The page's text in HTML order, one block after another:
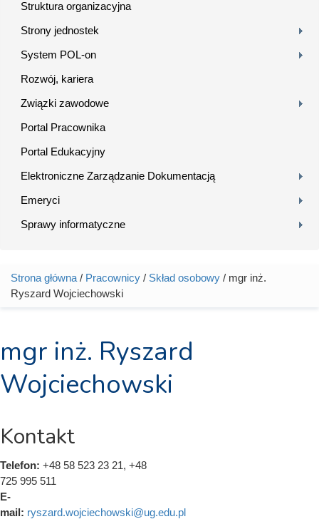
Struktura organizacyjna
Strony jednostek
System POL-on
Rozwój, kariera
Związki zawodowe
Portal Pracownika
Portal Edukacyjny
Elektroniczne Zarządzanie Dokumentacją
Emeryci
Sprawy informatyczne
Jesteś tutaj
Strona główna / Pracownicy / Skład osobowy / mgr inż.
Ryszard Wojciechowski
mgr inż. Ryszard
Wojciechowski
Kontakt
Telefon: +48 58 523 23 21, +48
725 995 511
E-
mail: ryszard.wojciechowski@ug.edu.pl